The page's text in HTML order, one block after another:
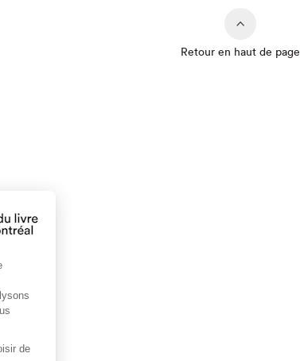
Retour en haut de page